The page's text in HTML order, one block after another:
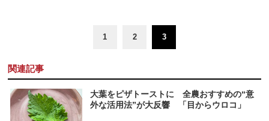
1 2 3
関連記事
大葉をピザトーストに 全農おすすめの“意
外な活用法”が大反響 「目からウロコ」